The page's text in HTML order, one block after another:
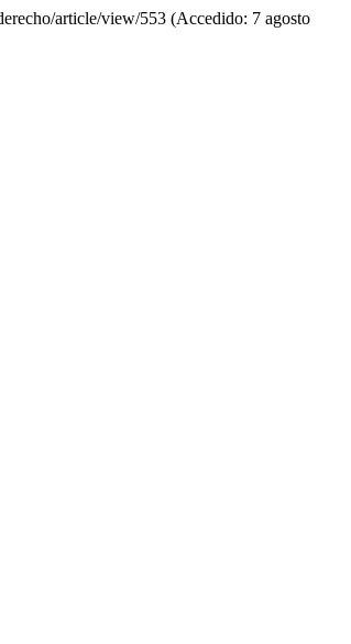
article/view/553 (Accedido: 7 agosto